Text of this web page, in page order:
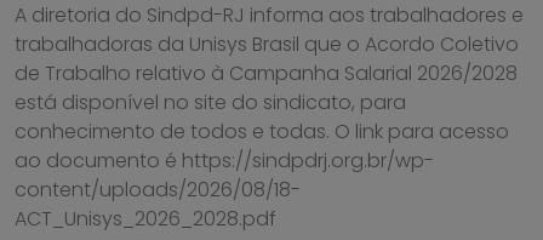
A diretoria do Sindpd-RJ informa aos trabalhadores e
trabalhadoras da Unisys Brasil que o Acordo Coletivo
de Trabalho relativo à Campanha Salarial 2026/2028
está disponível no site do sindicato, para
conhecimento de todos e todas. O link para acesso
ao documento é https://sindpdrj.org.br/wp-
content/uploads/2026/08/18-
ACT_Unisys_2026_2028.pdf